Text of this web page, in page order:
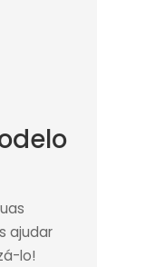
ajudar
lo!